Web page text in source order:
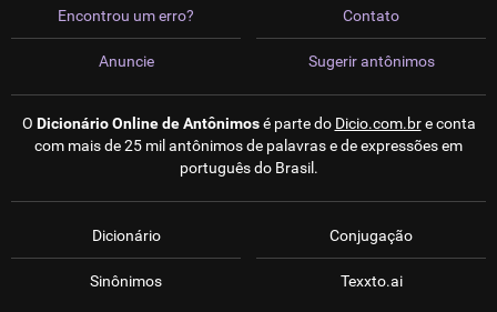
Encontrou um erro?
Anuncie
Contato
Sugerir antônimos
O Dicionário Online de Antônimosé parte do Dicio.com.bre conta
com mais de 25 mil antônimos de palavras e de expressões em
português do Brasil.
Dicionário
Sinônimos
Conjugação
Texxto.ai